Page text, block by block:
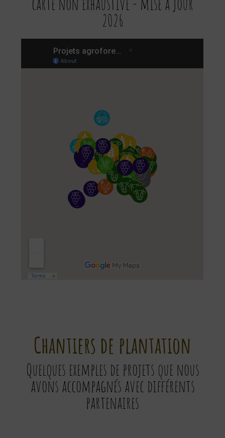
2026
Chantiers de plantation
Quelques exemples de projets que nous
avons accompagnés avec différents
partenaires